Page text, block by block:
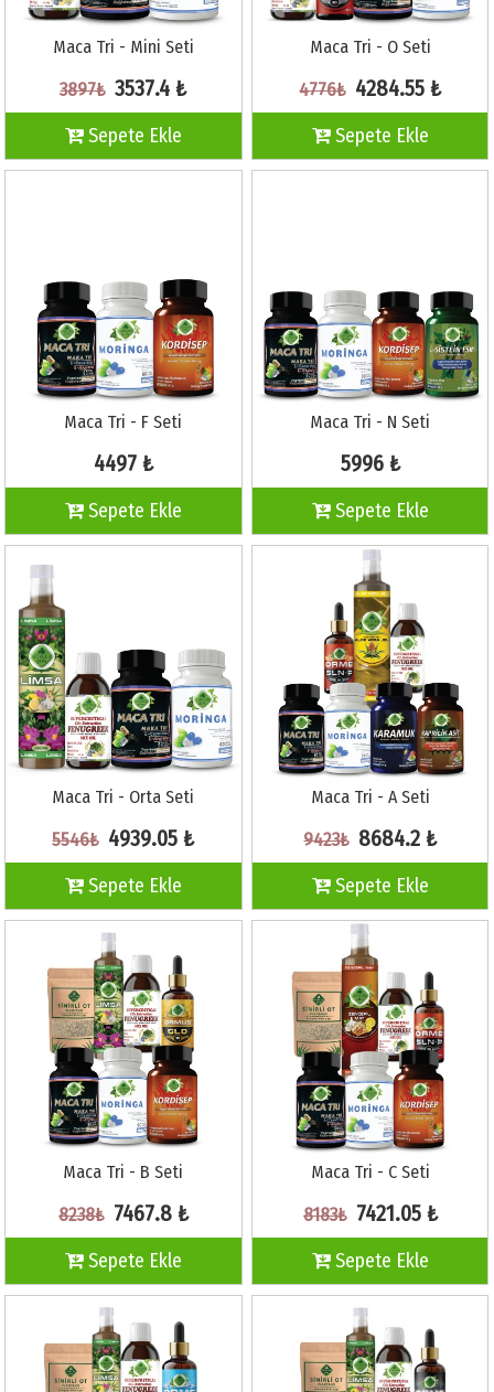
Maca Tri - Mini Seti
3897₺ 3537.4 ₺
Sepete Ekle
Maca Tri - O Seti
4776₺ 4284.55 ₺
Sepete Ekle
Maca Tri - F Seti
4497 ₺
Sepete Ekle
Maca Tri - N Seti
5996 ₺
Sepete Ekle
Maca Tri - Orta Seti
5546₺ 4939.05 ₺
Sepete Ekle
Maca Tri - A Seti
9423₺ 8684.2 ₺
Sepete Ekle
Maca Tri - B Seti
8238₺ 7467.8 ₺
Sepete Ekle
Maca Tri - C Seti
8183₺ 7421.05 ₺
Sepete Ekle